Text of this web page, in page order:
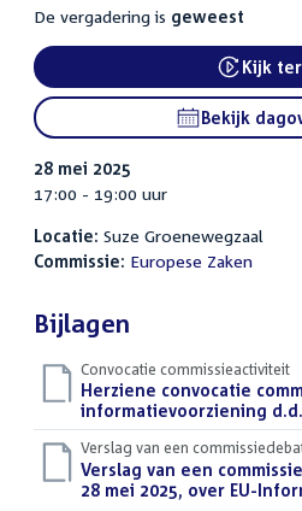
De vergadering is geweest
Kijk
Bekijk
28 mei 2025
17:00 - 19:00 uur
Locatie: Suze Groenewegzaal
Commissie: Europese Zaken
Bijlagen
Convocatie commissieactiviteit
Download
bestand:
Herziene convocatie
informatievoorziening d.d.
Verslag van een
Download
bestand:
Verslag van een
28 mei 2025, over EU-